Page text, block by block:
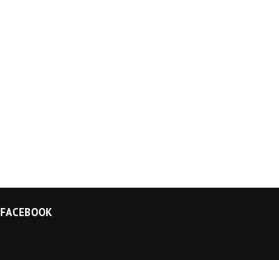
FACEBOOK